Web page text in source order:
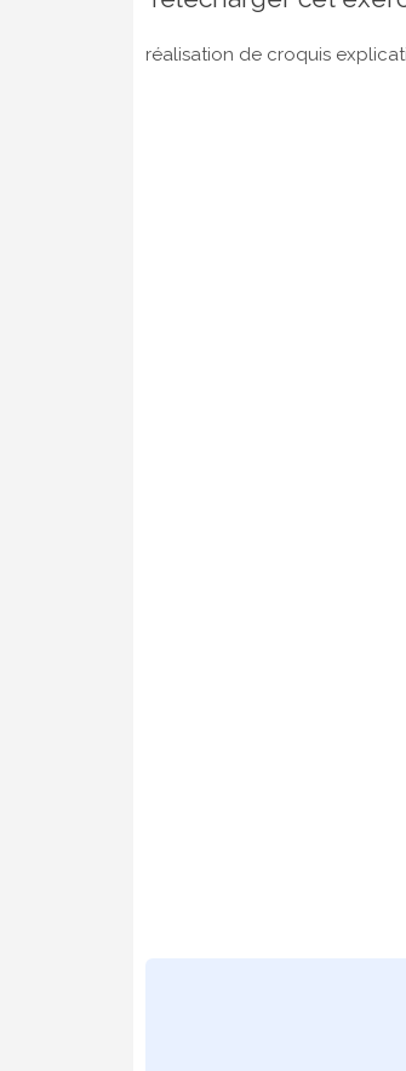
réalisation de croquis